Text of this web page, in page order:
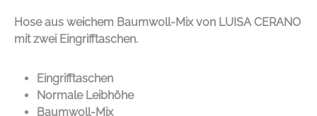
Hose aus weichem Baumwoll-Mix von LUISA CERANO
mit zwei Eingrifftaschen.
Eingrifftaschen
Normale Leibhöhe
Baumwoll-Mix